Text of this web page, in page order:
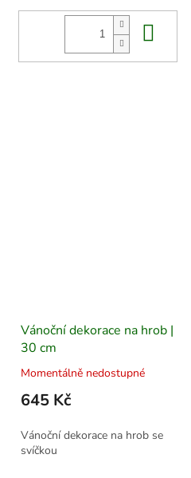
Vánoční dekorace na hrob |
30 cm
Momentálně nedostupné
645 Kč
Vánoční dekorace na hrob se
svíčkou